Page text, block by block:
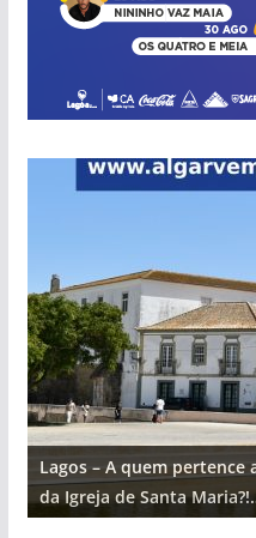
Lagos – A quem
da Igreja de Santa